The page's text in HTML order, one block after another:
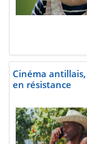
Cinéma
en résistance